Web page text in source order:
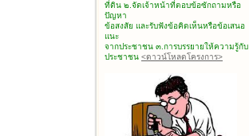
ที่ดิน ๒.จัดเจ้าหน้าที่ตอบข้อซักถามหรือ
ปัญหา
ข้อสงสัย และรับฟังข้อคิดเห็นหรือข้อเสนอ
แนะ
จากประชาชน ๓.การบรรยายให้ความรู้กับ
ประชาชน <ดาวน์โหลดโครงการ>